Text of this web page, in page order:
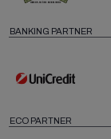
BANKING PARTNER
ECO PARTNER